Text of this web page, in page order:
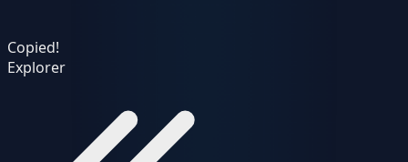
Copied!
Explorer